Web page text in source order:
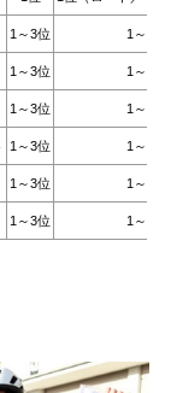
1～3位 1～6位
1～3位 1～6位
1～3位 1～6位
1～3位 1～6位
1～3位 1～6位
1～3位 1～6位